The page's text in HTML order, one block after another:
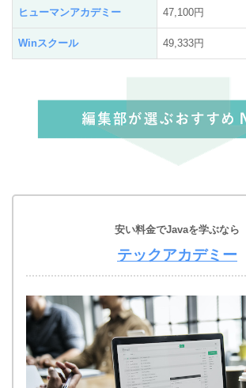
ヒューマンアカデミー 47,100円
Winスクール 49,333円
安い料金でJavaを学ぶなら
テックアカデミー